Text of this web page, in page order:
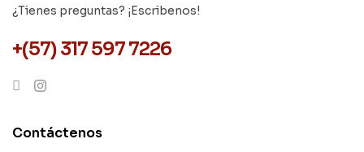
¿Tienes preguntas? ¡Escribenos!
+(57) 317 597 7226
Contáctenos